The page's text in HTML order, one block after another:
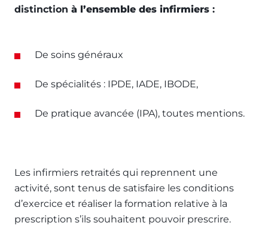
distinction à l’ensemble des infirmiers :
De soins généraux
De spécialités : IPDE, IADE, IBODE,
De pratique avancée (IPA), toutes mentions.
Les infirmiers retraités qui reprennent une
activité, sont tenus de satisfaire les conditions
d’exercice et réaliser la formation relative à la
prescription s’ils souhaitent pouvoir prescrire.